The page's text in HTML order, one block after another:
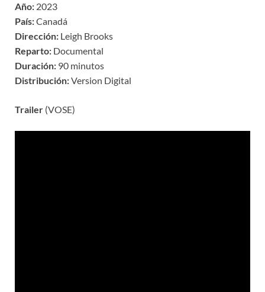
Año: 2023
País:Canadá
Dirección: Leigh Brooks
Reparto: Documental
Duración: 90 minutos
Distribución:Version Digital
Trailer (VOSE)